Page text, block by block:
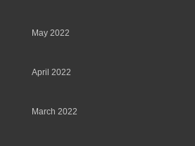
May 2022
April 2022
March 2022